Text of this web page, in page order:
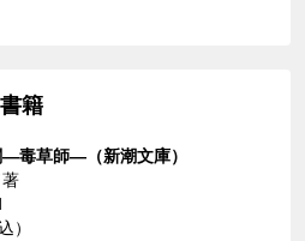
籍
毒草師―（新潮文庫）
）